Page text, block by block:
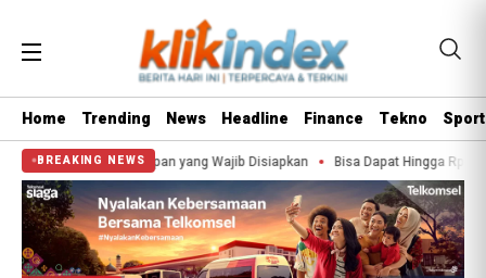
Home Trending News Headline Finance Tekno Sport
BREAKING NEWS
yang Wajib Disiapkan Bisa Dapat Hingga Rp1,8 Juta, Ini Tanda-Tanda